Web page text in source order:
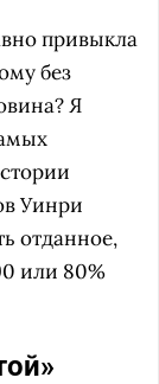
привыкла
без
Я
Уинри
отданное,
или 80%